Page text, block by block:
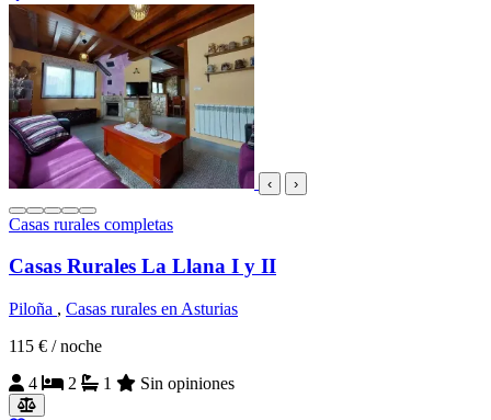
‹ ›
Casas rurales completas
Casas Rurales La Llana I y II
Piloña , Casas rurales en Asturias
115 € / noche
4
2 1 Sin opiniones